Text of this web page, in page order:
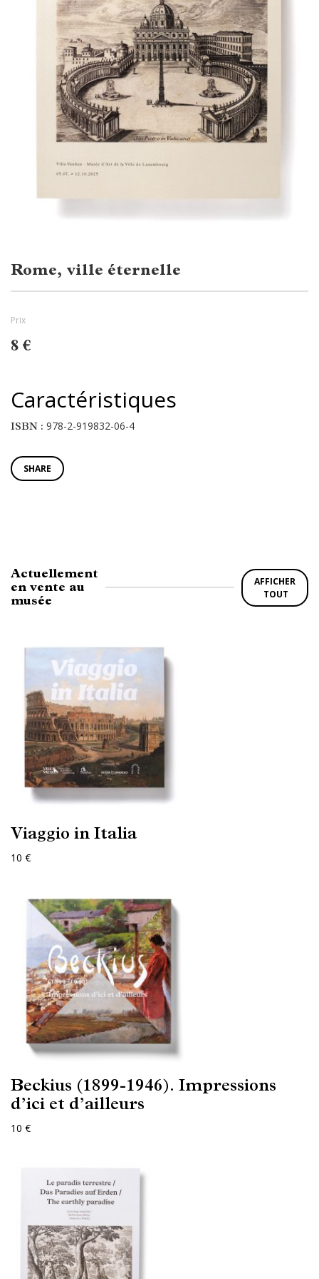
Rome, ville éternelle
Prix
8 €
Caractéristiques
ISBN : 978-2-919832-06-4
SHARE
Actuellement
en vente au
musée
AFFICHER
TOUT
Viaggio in Italia
10 €
Beckius (1899-1946). Impressions
d’ici et d’ailleurs
10 €